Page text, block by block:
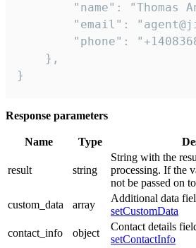
"name": "Thomas
"email":
"phone":
    },
}
Response parameters
Name Type
result string
String with the
processing. If the
not be passed on
custom_data
array
Additional data
setCustomData
contact_info
object
Contact details
setContactInfo